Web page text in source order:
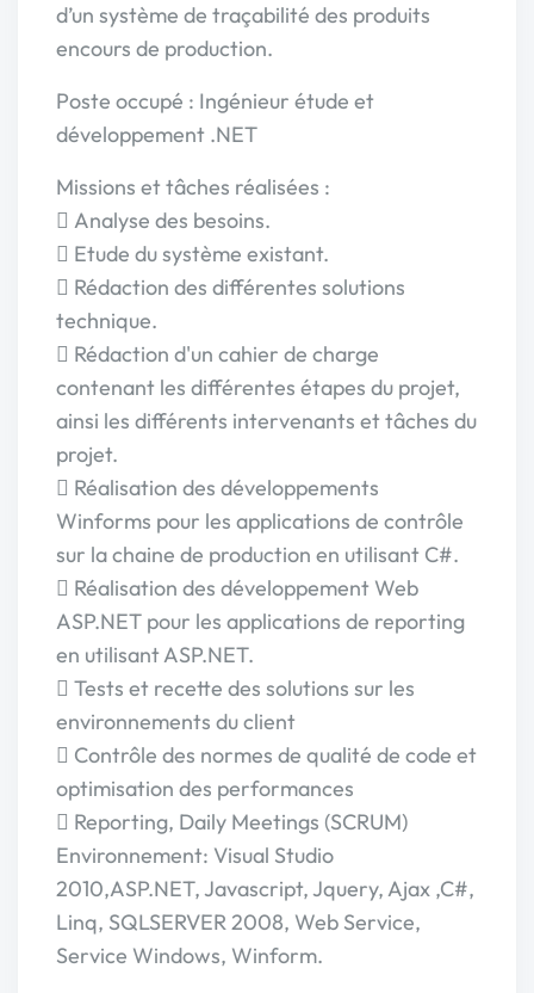
d’un système de traçabilité des produits
encours de production.
Poste occupé : Ingénieur étude et
développement .NET
Missions et tâches réalisées :
 Analyse des besoins.
 Etude du système existant.
 Rédaction des différentes solutions
technique.
 Rédaction d'un cahier de charge
contenant les différentes étapes du projet,
ainsi les différents intervenants et tâches du
projet.
 Réalisation des développements
Winforms pour les applications de contrôle
sur la chaine de production en utilisant C#.
 Réalisation des développement Web
ASP.NET pour les applications de reporting
en utilisant ASP.NET.
 Tests et recette des solutions sur les
environnements du client
 Contrôle des normes de qualité de code et
optimisation des performances
 Reporting, Daily Meetings (SCRUM)
Environnement: Visual Studio
2010,ASP.NET, Javascript, Jquery, Ajax ,C#,
Linq, SQLSERVER 2008, Web Service,
Service Windows, Winform.